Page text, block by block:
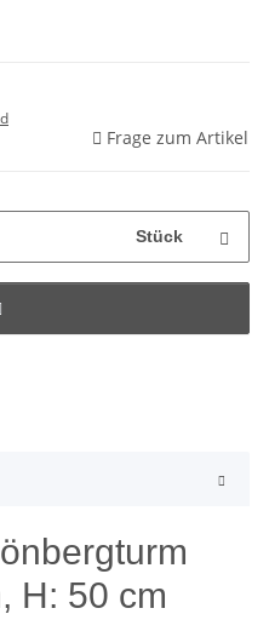
Frage zum Artikel
Stück
H: 50 cm